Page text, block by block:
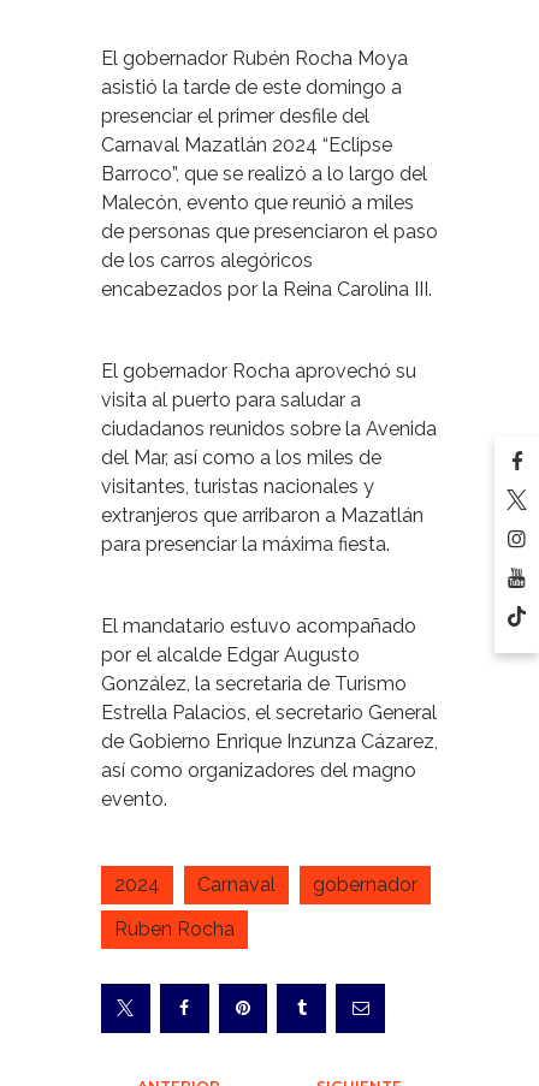
El gobernador Rubén Rocha Moya
asistió la tarde de este domingo a
presenciar el primer desfile del
Carnaval Mazatlán 2024 “Eclipse
Barroco”, que se realizó a lo largo del
Malecón, evento que reunió a miles
de personas que presenciaron el paso
de los carros alegóricos
encabezados por la Reina Carolina III.
El gobernador Rocha aprovechó su
visita al puerto para saludar a
ciudadanos reunidos sobre la Avenida
del Mar, así como a los miles de
visitantes, turistas nacionales y
extranjeros que arribaron a Mazatlán
para presenciar la máxima fiesta.
El mandatario estuvo acompañado
por el alcalde Edgar Augusto
González, la secretaria de Turismo
Estrella Palacios, el secretario General
de Gobierno Enrique Inzunza Cázarez,
así como organizadores del magno
evento.
2024 Carnaval
gobernador
Ruben Rocha